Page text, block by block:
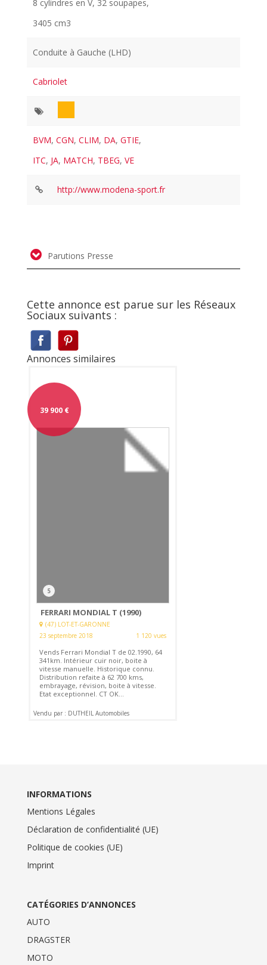
8 cylindres en V, 32 soupapes,
3405 cm3
Conduite à Gauche (LHD)
Cabriolet
BVM,CGN,CLIM, DA,GTIE,
ITC, JA, MATCH, TBEG,VE
http://www.modena-sport.fr
Parutions Presse
Cette annonce est parue sur les Réseaux
Sociaux suivants :
Annonces similaires
39 900€
5
FERRARI MONDIAL T (1990)
(47) LOT-ET-GARONNE
23 septembre 2018
1 120 vues
Vends Ferrari Mondial T de 02.1990, 64
341km. Intérieur cuir noir, boite à
vitesse manuelle. Historique connu.
Distribution refaite à 62 700 kms,
embrayage, révision, boite à vitesse.
Etat exceptionnel. CT OK...
Vendu par : DUTHEIL Automobiles
INFORMATIONS
Mentions Légales
Déclaration de confidentialité (UE)
Politique de cookies (UE)
Imprint
CATÉGORIES D’ANNONCES
AUTO
DRAGSTER
MOTO